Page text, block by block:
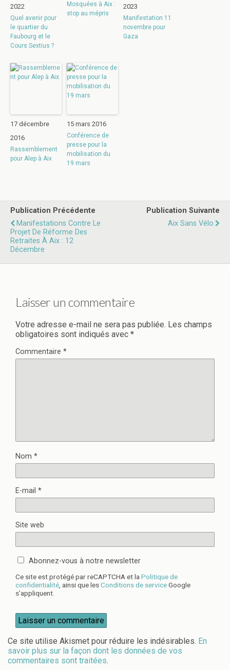
2022
Quel avenir pour
le quartier du
Faubourg et le
Cours Sextius ?
Mosquées à Aix :
stop au mépris
2023
Manifestation 11
novembre pour
Gaza
17 décembre
2016
Rassemblement
pour Alep à Aix
15 mars 2016
Conférence de
presse pour la
mobilisation du
19 mars
Publication Précédente
Manifestations Contre Le
Projet De Réforme Des
Retraites À Aix : 12
Décembre
Publication Suivante
Aix Sans Vélo
Laisser un commentaire
Votre adresse e-mail ne sera pas publiée. Les champs
obligatoires sont indiqués avec *
Commentaire *
Nom *
E-mail *
Site web
Abonnez-vous à notre newsletter
Ce site est protégé par reCAPTCHA et la Politique de
confidentialité , ainsi que lesConditions de serviceGoogle
s’appliquent.
Ce site utilise Akismet pour réduire les indésirables. En
savoir plus sur la façon dont les données de vos
commentaires sont traitées.